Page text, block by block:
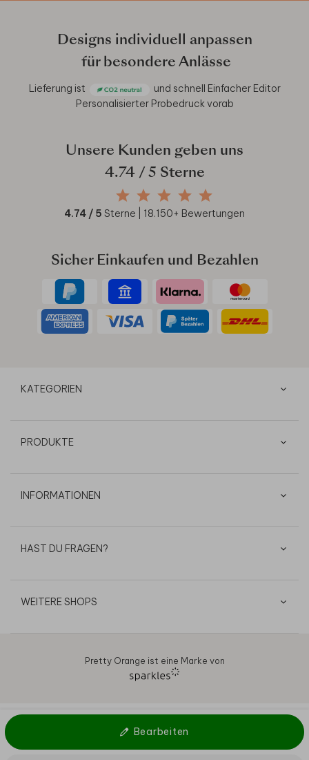
Bearbeiten
Designs individuell anpassen
für besondere Anlässe
Lieferung ist und schnell Einfacher Editor
Personalisierter Probedruck vorab
Unsere Kunden geben uns
4.74/ 5 Sterne
4.74 / 5 Sterne | 18.150+ Bewertungen
Sicher Einkaufen und Bezahlen
KATEGORIEN
PRODUKTE
INFORMATIONEN
HAST DU FRAGEN?
WEITERE SHOPS
Pretty Orange ist eine Marke von
AGB Datenschutz Cookies Impressum © 2026